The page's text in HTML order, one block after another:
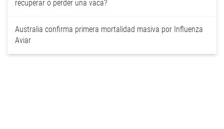
recuperar o perder una vaca?
Australia confirma primera mortalidad masiva por Influenza
Aviar